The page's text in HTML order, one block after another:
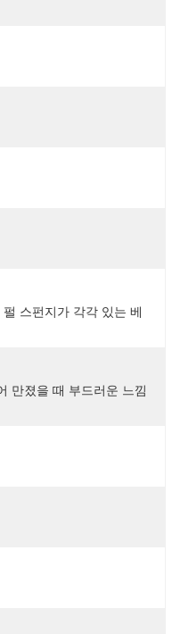
스펀지가 각각 있는 베
만졌을 때 부드러운 느낌